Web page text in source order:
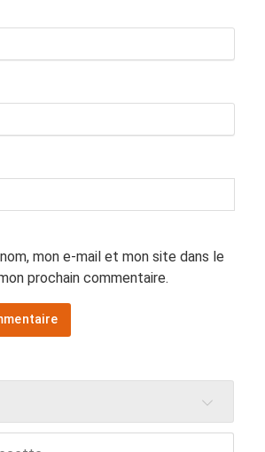
mon e-mail et mon site dans le
prochain commentaire.